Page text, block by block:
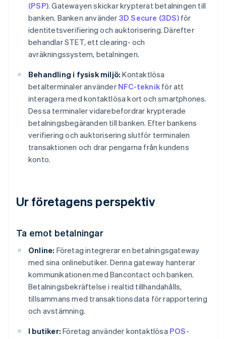
(PSP). Gatewayen skickar krypterat betalningen till
banken. Banken använder 3D Secure (3DS)för
identitetsverifiering och auktorisering. Därefter
behandlar STET, ett clearing- och
avräkningssystem, betalningen.
Behandling i fysisk miljö: Kontaktlösa
betalterminaler använder NFC-teknik för att
interagera med kontaktlösa kort och smartphones.
Dessa terminaler vidarebefordrar krypterade
betalningsbegäranden till banken. Efter bankens
verifiering och auktorisering slutför terminalen
transaktionen och drar pengarna från kundens
konto.
Ur företagens perspektiv
Ta emot betalningar
Online: Företag integrerar en betalningsgateway
med sina onlinebutiker. Denna gateway hanterar
kommunikationen med Bancontact och banken.
Betalningsbekräftelse i realtid tillhandahålls,
tillsammans med transaktionsdata för rapportering
och avstämning.
I butiker: Företag använder kontaktlösa POS-